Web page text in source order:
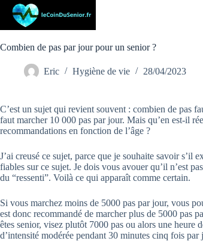
Passer
contenu
Combien de pas par jour pour un senior ?
Eric Hygiène de vie 28/04/2023
C’est un sujet qui revient souvent : combien de pas
faut marcher 10 000 pas par jour. Mais qu’en est-il
recommandations en fonction de l’âge ?
J’ai creusé ce sujet, parce que je souhaite savoir s’il
fiables sur ce sujet. Je dois vous avouer qu’il n’est
du “ressenti”. Voilà ce qui apparaît comme certain.
Si vous marchez moins de 5000 pas par jour, vous
est donc recommandé de marcher plus de 5000 pas
êtes senior, visez plutôt 7000 pas ou alors une heure
d’intensité modérée pendant 30 minutes cinq fois par